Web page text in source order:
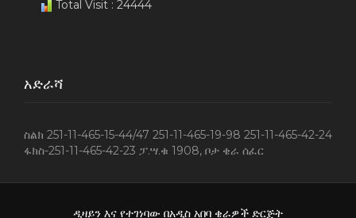
Total Visit : 24444
አድራሻ
ስልክ 251-11-465-15-44/47 251-11-465-19-98 251-11-465-42-24
ፋክስ-251-11-465-42-23 ፓ.ሣ.ቁ 1908‚ ቦታ ቄራ ሰፈር
ዲዛይን እና የተገነባው በአዲስ አበባ ቄራዎች ድርጅት